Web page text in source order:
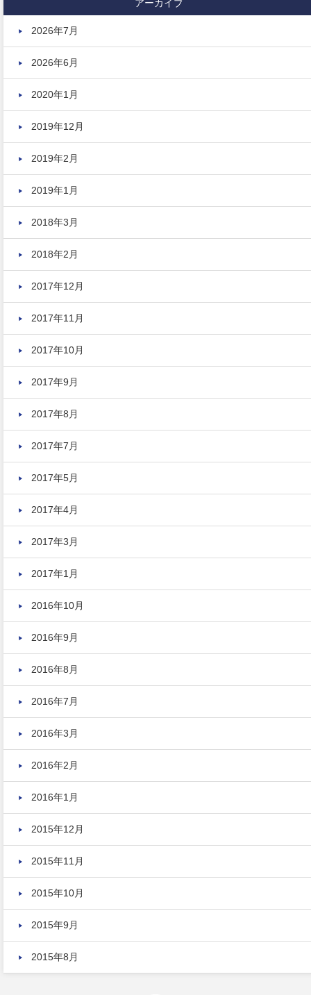
アーカイブ
2026年7月
2026年6月
2020年1月
2019年12月
2019年2月
2019年1月
2018年3月
2018年2月
2017年12月
2017年11月
2017年10月
2017年9月
2017年8月
2017年7月
2017年5月
2017年4月
2017年3月
2017年1月
2016年10月
2016年9月
2016年8月
2016年7月
2016年3月
2016年2月
2016年1月
2015年12月
2015年11月
2015年10月
2015年9月
2015年8月